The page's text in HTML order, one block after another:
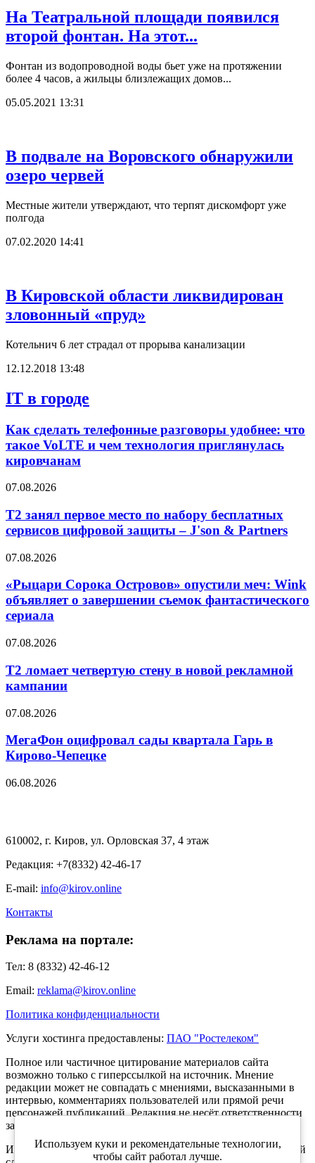
На Театральной площади появился
второй фонтан. На этот...
Фонтан из водопроводной воды бьет уже на протяжении
более 4 часов, а жильцы близлежащих домов...
05.05.2021 13:31
В подвале на Воровского обнаружили
озеро червей
Местные жители утверждают, что терпят дискомфорт уже
полгода
07.02.2020 14:41
В Кировской области ликвидирован
зловонный «пруд»
Котельнич 6 лет страдал от прорыва канализации
12.12.2018 13:48
IT в городе
Как сделать телефонные разговоры удобнее: что
такое VoLTE и чем технология приглянулась
кировчанам
07.08.2026
Т2 занял первое место по набору бесплатных
сервисов цифровой защиты – J'son & Partners
07.08.2026
«Рыцари Сорока Островов» опустили меч: Wink
объявляет о завершении съемок фантастического
сериала
07.08.2026
Т2 ломает четвертую стену в новой рекламной
кампании
07.08.2026
МегаФон оцифровал сады квартала Гарь в
Кирово-Чепецке
06.08.2026
610002, г. Киров, ул. Орловская 37, 4 этаж
Редакция: +7(8332) 42-46-17
E-mail: info@kirov.online
Контакты
Реклама на портале:
Тел: 8 (8332) 42-46-12
Email: reklama@kirov.online
Политика конфиденциальности
Услуги хостинга предоставлены: ПАО "Ростелеком"
Полное или частичное цитирование материалов сайта
возможно только с гиперссылкой на источник. Мнение
редакции может не совпадать с мнениями, высказанными в
интервью, комментариях пользователей или прямой речи
персонажей публикаций. Редакция не несёт ответственности
за текст комментариев читателей.
Интернет-портал Kirov.online зарегистрирован в Федеральной
Используем куки и рекомендательные технологии,
чтобы сайт работал лучше.